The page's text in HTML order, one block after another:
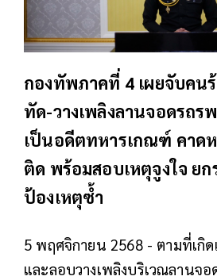
กองทัพภาคที่ 4 เผยจับคน
ทัด-วางเพลิงลานจอดรถร
เป็นอดีตทหารเกณฑ์ คาด
ติด พร้อมสอบเหตุจูงใจ ย
ป้องเหตุซ้ำ
5 พฤศจิกายน 2568 - ตามที่เกิ
และลอบวางเพลิงบริเวณลานจอ